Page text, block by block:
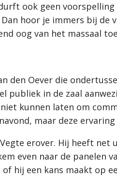
ook geen
hoor je immers bij
oog van het massaal
den Oever die
publiek in de zaal
kunnen laten om
maar deze
erover. Hij heeft
even naar de panelen
hij een kans maakt op